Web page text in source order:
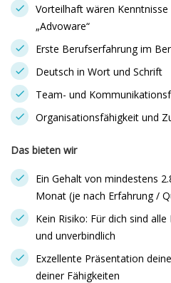
Vorteilhaft wären
„Advoware“
Erste Berufserfahrung im
Deutsch in Wort und Schrift
Team- und
Organisationsfähigkeit und
Das bieten wir
Ein Gehalt von mindestens
Monat (je nach Erfahrung /
Kein Risiko: Für dich sind
und unverbindlich
Exzellente Präsentation
deiner Fähigkeiten